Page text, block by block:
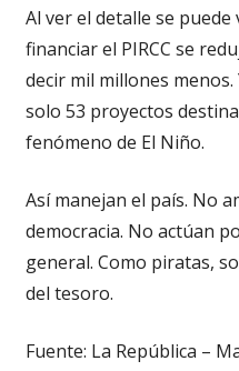
Al ver el detalle se
financiar el PIRCC se
decir mil millones menos.
solo 53 proyectos
fenómeno de El Niño.
Así manejan el país. No
democracia. No actúan
general. Como piratas,
del tesoro.
Fuente: La República –